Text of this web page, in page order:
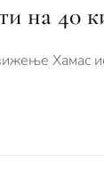
на 40
Хамас